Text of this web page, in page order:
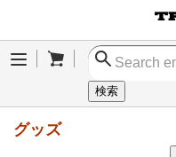
Menu
検索
グッズ